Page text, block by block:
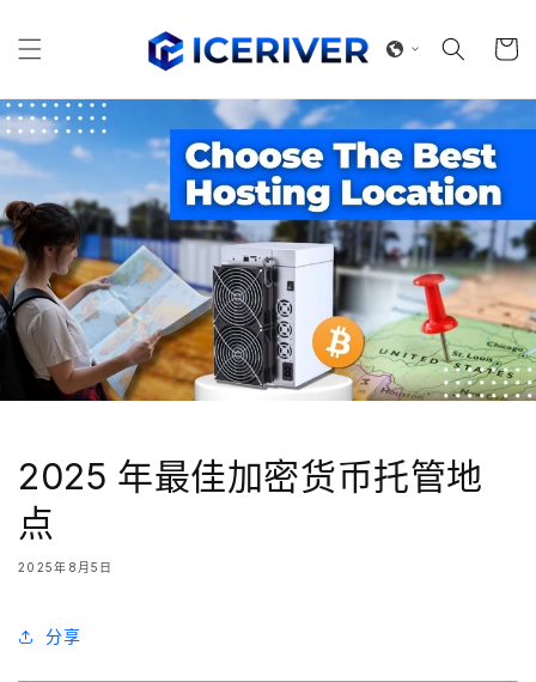
容
物
2025 年最佳加密货币托管地
点
2025年8月5日
分享